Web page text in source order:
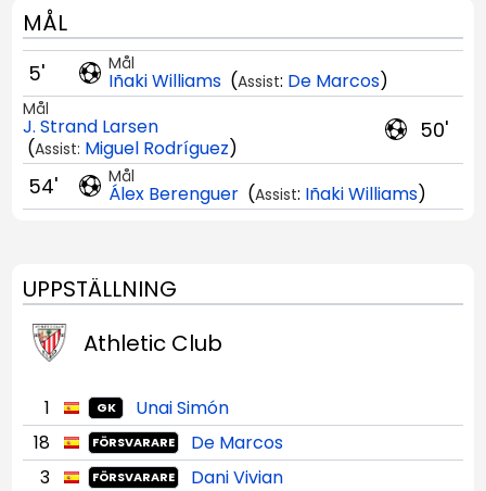
MÅL
Mål
Iñaki Williams (Assist: De Marcos)
5'
50'
Mål
J. Strand Larsen
(Assist: Miguel Rodríguez)
Mål
Álex Berenguer (Assist: Iñaki Williams)
54'
UPPSTÄLLNING
Athletic Club
1 GK
Unai Simón
18
FÖRSVARARE
De Marcos
3
FÖRSVARARE
Dani Vivian